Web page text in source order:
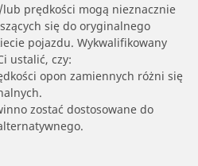
prędkości mogą nieznacznie
się do oryginalnego
pojazdu. Wykwalifikowany
ustalić, czy:
opon zamiennych różni się
zostać dostosowane do